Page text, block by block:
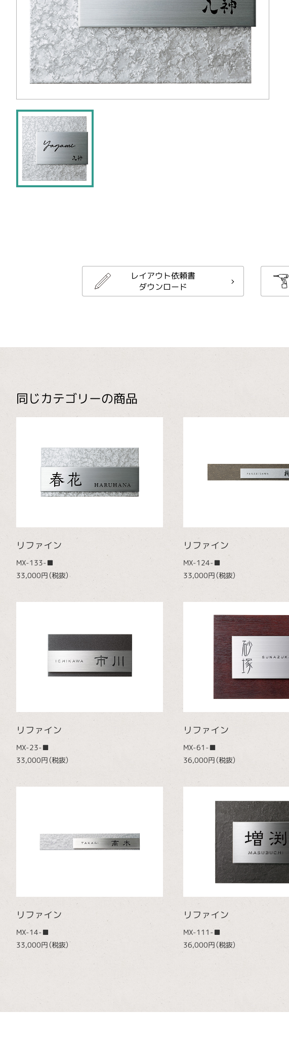
レイアウト依頼書
ダウンロード
同じカテゴリーの商品
リファイン
MX-133-■
33,000円（税抜）
リファイン
MX-124-■
33,000円（税抜）
リファイン
MX-23-■
33,000円（税抜）
リファイン
MX-61-■
36,000円（税抜）
リファイン
MX-14-■
33,000円（税抜）
リファイン
MX-111-■
36,000円（税抜）